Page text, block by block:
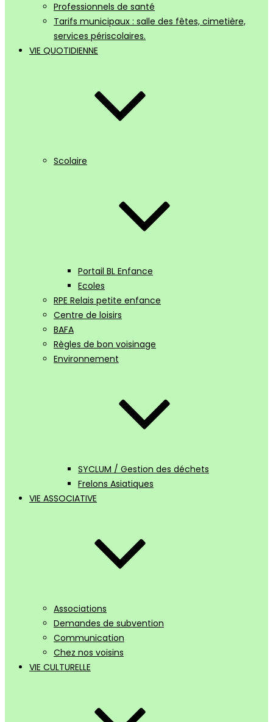
Professionnels de santé
Tarifs municipaux : salle des fêtes, cimetière,
services périscolaires.
VIE QUOTIDIENNE
Scolaire
Portail BL Enfance
Ecoles
RPE Relais petite enfance
Centre de loisirs
BAFA
Règles de bon voisinage
Environnement
SYCLUM / Gestion des déchets
Frelons Asiatiques
VIE ASSOCIATIVE
Associations
Demandes de subvention
Communication
Chez nos voisins
VIE CULTURELLE